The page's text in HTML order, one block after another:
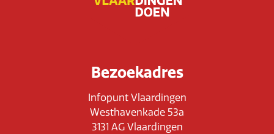
Bezoekadres
Infopunt Vlaardingen
Westhavenkade 53a
3131 AG Vlaardingen